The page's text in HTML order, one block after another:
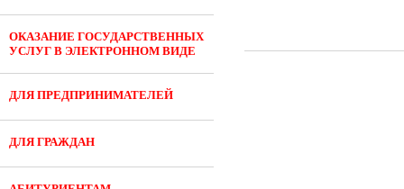
ОКАЗАНИЕ ГОСУДАРСТВЕННЫХ
УСЛУГ В ЭЛЕКТРОННОМ ВИДЕ
ДЛЯ ПРЕДПРИНИМАТЕЛЕЙ
ДЛЯ ГРАЖДАН